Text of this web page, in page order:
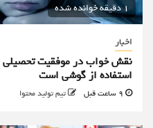
1 دقیقه خوانده شده
اخبار
نقش خواب در موفقیت تحصیلی
استفاده از گوشی است
تیم تولید محتوا